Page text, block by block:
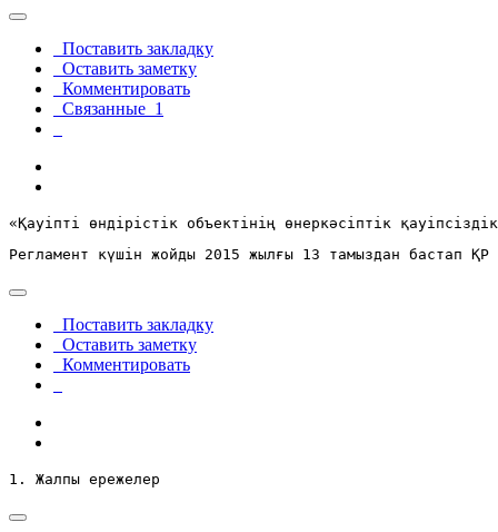
Поставить закладку
Оставить заметку
Комментировать
Связанные 1
«Қауіпті өндірістік объектінің өнеркәсіптік
Регламент күшін жойды 2015 жылғы 13 тамыздан бастап
Поставить закладку
Оставить заметку
Комментировать
1. Жалпы ережелер